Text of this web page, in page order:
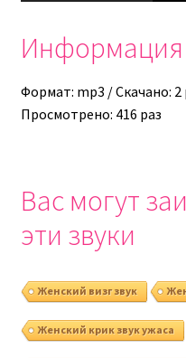
Формат: mp3 / Скачано:
Просмотрено: 416 раз
Вас могут
эти звуки
Женский визг звук
Женский крик звук ужаса